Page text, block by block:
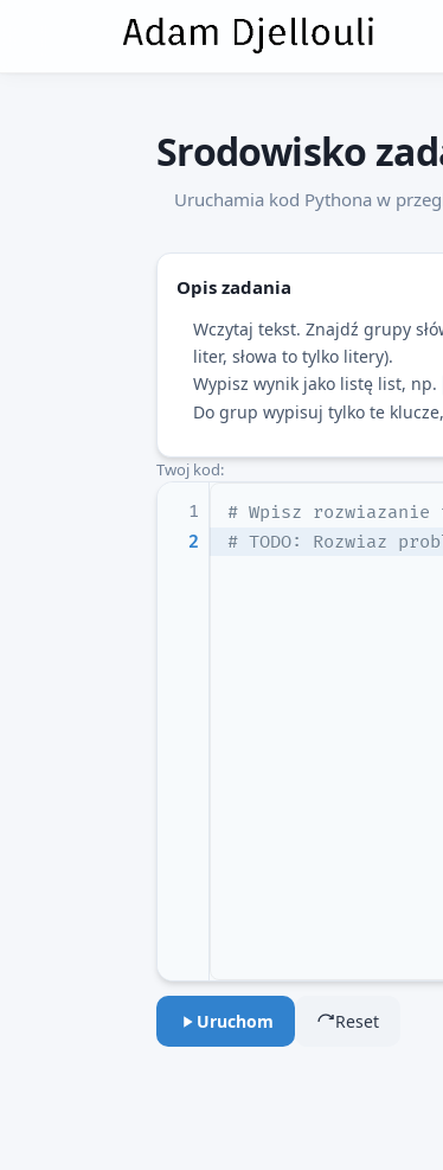
Srodowisko
Uruchamia kod Pythona w
Opis zadania
Wczytaj tekst. Znajdź grupy
liter, słowa to tylko litery).
Wypisz wynik jako listę list, np.
Do grup wypisuj tylko te
Twoj kod:
1
2
# Wpisz
# TODO: Rozwiaz
Uruchom Reset